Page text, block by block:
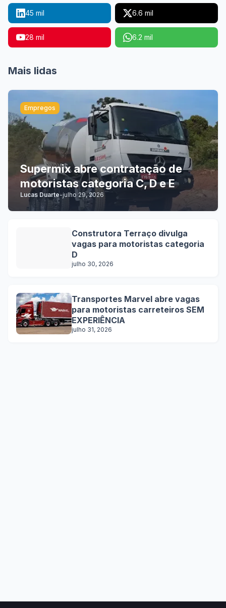
45 mil 6.6 mil
28 mil 6.2 mil
Mais lidas
Empregos
Supermix abre contratação de
motoristas categoria C, D e E
Lucas Duarte-julho 29, 2026
Construtora Terraço divulga
vagas para motoristas categoria
D
julho 30, 2026
Transportes Marvel abre vagas
para motoristas carreteiros SEM
EXPERIÊNCIA
julho 31, 2026